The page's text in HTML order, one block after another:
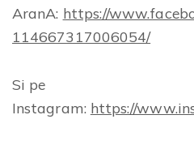
AranA: https://
114667317006054/
Si pe
Instagram: https://